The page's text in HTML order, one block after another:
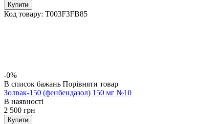
Купити
Код товару: T003F3FB85
-0%
В список бажань Порівняти товар
Золвак-150 (фенбендазол) 150 мг №10
В наявності
2 500 грн
Купити